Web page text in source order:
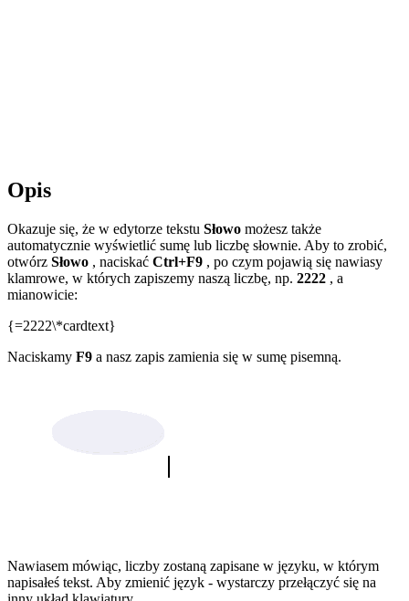
Opis
Okazuje się, że w edytorze tekstu Słowo możesz także
automatycznie wyświetlić sumę lub liczbę słownie. Aby to zrobić,
otwórz Słowo , naciskać Ctrl+F9 , po czym pojawią się nawiasy
klamrowe, w których zapiszemy naszą liczbę, np. 2222 , a
mianowicie:
{=2222\*cardtext}
Naciskamy F9 a nasz zapis zamienia się w sumę pisemną.
Nawiasem mówiąc, liczby zostaną zapisane w języku, w którym
napisałeś tekst. Aby zmienić język - wystarczy przełączyć się na